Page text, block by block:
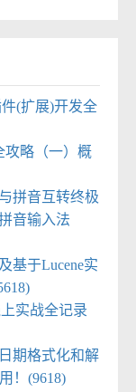
件(扩展)开发全
攻略（一）概
拼音互转终极
音输入法
基于Lucene实
实战全记录
期格式化和解
！(9618)